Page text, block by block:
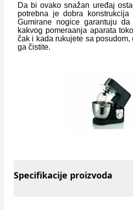
Da bi ovako snažan uređaj
potrebna je dobra
Gumirane nogice garantuju
kakvog pomeraanja aparata
čak i kada rukujete sa
ga čistite.
Specifikacije proizvoda